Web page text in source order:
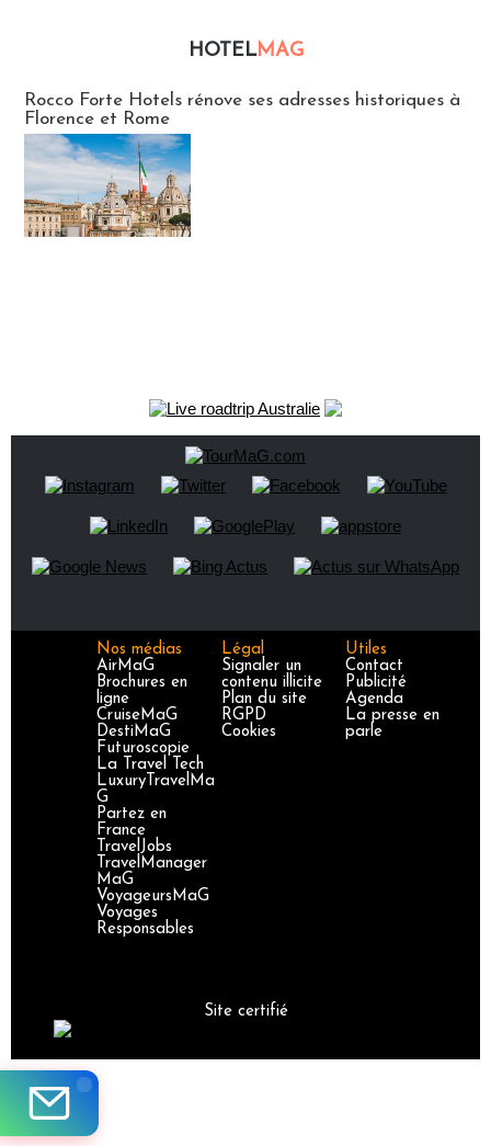
HOTELMAG
Rocco Forte Hotels rénove ses adresses historiques à
Florence et Rome
Nos médias
AirMaG
Brochures en
ligne
CruiseMaG
DestiMaG
Futuroscopie
La Travel Tech
LuxuryTravelMa
G
Partez en
France
TravelJobs
TravelManager
MaG
VoyageursMaG
Voyages
Responsables
Légal
Signaler un
contenu illicite
Plan du site
RGPD
Cookies
Utiles
Contact
Publicité
Agenda
La presse en
parle
Site certifié